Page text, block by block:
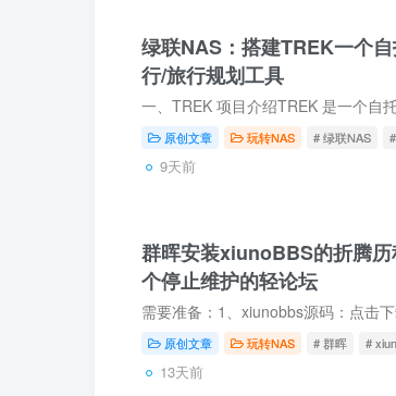
绿联NAS：搭建TREK一个
行/旅行规划工具
原创文章 玩转NAS # 绿联NAS
9天前
群晖安装xiunoBBS的折腾
个停止维护的轻论坛
原创文章 玩转NAS # 群晖 #
13天前